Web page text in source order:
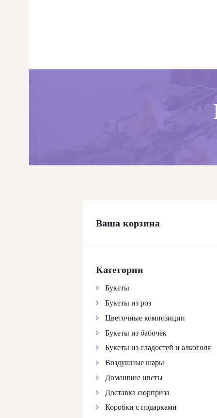
КОНТАКТЫВаша корзина
Категории
Букеты
Букеты из роз
Цветочные композиции
Букеты из бабочек
Букеты из сладостей и алкоголя
Воздушные шары
Домашние цветы
Доставка сюрприза
Коробки с подарками